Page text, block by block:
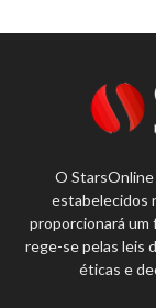
O
estabelecidos
proporcionará um
rege-se pelas leis
éticas e